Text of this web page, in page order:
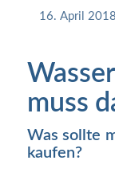
16. April 2018
muss
Was sollte
kaufen?